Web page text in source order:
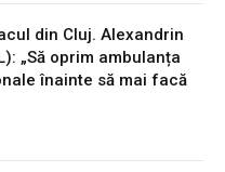
din Cluj. Alexandrin
„Să oprim ambulanța
înainte să mai facă